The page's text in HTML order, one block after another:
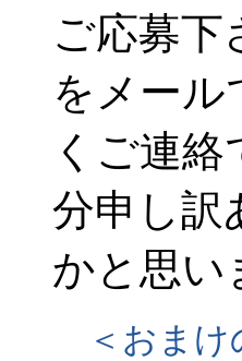
ご応募下
をメール
くご連
分申し訳
かと思い
＜おまけ